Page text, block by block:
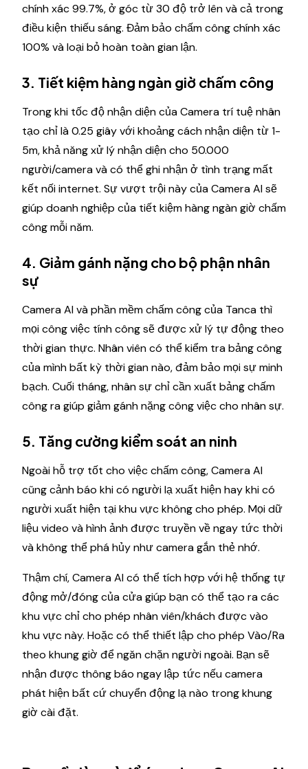
chính xác 99.7%, ở góc từ 30 độ trở lên và cả trong
điều kiện thiếu sáng. Đảm bảo chấm công chính xác
100% và loại bỏ hoàn toàn gian lận.
3. Tiết kiệm hàng ngàn giờ chấm công
Trong khi tốc độ nhận diện của Camera trí tuệ nhân
tạo chỉ là 0.25 giây với khoảng cách nhận diện từ 1-
5m, khả năng xử lý nhận diện cho 50.000
người/camera và có thể ghi nhận ở tình trạng mất
kết nối internet. Sự vượt trội này của Camera AI sẽ
giúp doanh nghiệp của tiết kiệm hàng ngàn giờ chấm
công mỗi năm.
4. Giảm gánh nặng cho bộ phận nhân
sự
Camera AI và phần mềm chấm công của Tanca thì
mọi công việc tính công sẽ được xử lý tự động theo
thời gian thực. Nhân viên có thể kiểm tra bảng công
của mình bất kỳ thời gian nào, đảm bảo mọi sự minh
bạch. Cuối tháng, nhân sự chỉ cần xuất bảng chấm
công ra giúp giảm gánh nặng công việc cho nhân sự.
5. Tăng cường kiểm soát an ninh
Ngoài hỗ trợ tốt cho việc chấm công, Camera AI
cũng cảnh báo khi có người lạ xuất hiện hay khi có
người xuất hiện tại khu vực không cho phép. Mọi dữ
liệu video và hình ảnh được truyền về ngay tức thời
và không thể phá hủy như camera gắn thẻ nhớ.
Thậm chí, Camera AI có thể tích hợp với hệ thống tự
động mở/đóng của cửa giúp bạn có thể tạo ra các
khu vực chỉ cho phép nhân viên/khách được vào
khu vực này. Hoặc có thể thiết lập cho phép Vào/Ra
theo khung giờ để ngăn chặn người ngoài. Bạn sẽ
nhận được thông báo ngay lập tức nếu camera
phát hiện bất cứ chuyển động lạ nào trong khung
giờ cài đặt.